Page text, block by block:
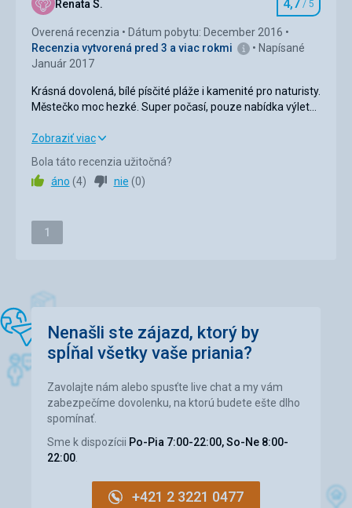
Strava
zaměřené kuchyně. Výborné.
Ubytovanie
vybavené..parádní.
Velmi mne zklamalo připojení wifi, na pokoji
recepce...
Renata S. Hodnotenie
4,7 / 5
Overená recenzia
Dátum pobytu: December 2016
Recenzia vytvorená pred 3 a viac rokmi
Napísané
Január 2017
Krásná dovolená, bílé písčité pláže i kamenité pro naturisty.
Městečko moc hezké. Super počasí, pouze nabídka výletů
bez výtky, doporučuji
Krásná dovolená, bílé písčité pláže i kamenité pro naturisty.
nebyla nijak lákavá a mnou vybraný výlet zrušen.. Jinak
bez výtky, doporučuji
Ubytovanie
Služby
Cena
Pláž
Krásné písčité bílé a pečlivě udržované pláže. Také jedna
menší kamenitá pro nudisty
Strava
Švédské stoly + každý den jiná nabídka tématicky
Zobraziť viac
Bola táto recenzia užitočná?
áno (4) nie (0)
Stránka
1
Nenašli ste zájazd, ktorý by
spĺňal všetky vaše priania?
Zavolajte nám alebo spusťte live chat a my vám
zabezpečíme dovolenku, na ktorú budete ešte dlho
spomínať.
Sme k dispozícii Po-Pia 7:00-22:00, So-Ne 8:00-
22:00
+421 2 3221 0477